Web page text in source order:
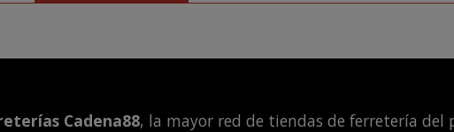
Cadena88, la mayor red de tiendas de ferretería del